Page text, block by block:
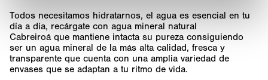
Todos necesitamos hidratarnos, el agua es esencial en tu
día a día, recárgate con agua mineral natural
Cabreiroá que mantiene intacta su pureza consiguiendo
ser un agua mineral de la más alta calidad, fresca y
transparente que cuenta con una amplia variedad de
envases que se adaptan a tu ritmo de vida.